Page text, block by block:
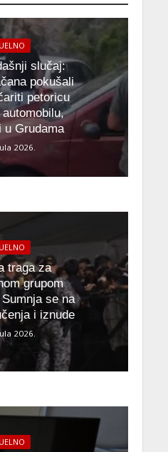
slučaj:
pokušali
petoricu
u Grudama
2026.
traga za
grupom
se na
i iznude
2026.